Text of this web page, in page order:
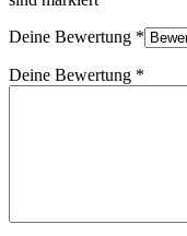
Deine Bewertung *
Deine Bewertung *